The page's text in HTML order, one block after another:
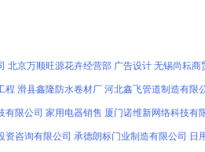
北京万顺旺源花卉经营部 广告设计 无锡尚耘商
程 滑县鑫隆防水卷材厂 河北鑫飞管道制造有限
有限公司 家用电器销售 厦门诺维新网络科技有
资咨询有限公司 承德朗标门业制造有限公司 日